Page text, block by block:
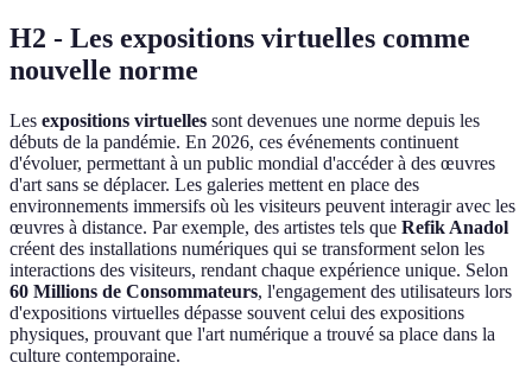
H2 - Les expositions virtuelles comme
nouvelle norme
Les expositions virtuelles sont devenues une norme depuis les
débuts de la pandémie. En 2026, ces événements continuent
d'évoluer, permettant à un public mondial d'accéder à des œuvres
d'art sans se déplacer. Les galeries mettent en place des
environnements immersifs où les visiteurs peuvent interagir avec les
œuvres à distance. Par exemple, des artistes tels que Refik Anadol
créent des installations numériques qui se transforment selon les
interactions des visiteurs, rendant chaque expérience unique. Selon
60 Millions de Consommateurs, l'engagement des utilisateurs lors
d'expositions virtuelles dépasse souvent celui des expositions
physiques, prouvant que l'art numérique a trouvé sa place dans la
culture contemporaine.